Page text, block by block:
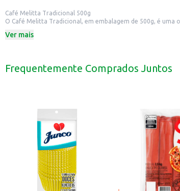
Café Melitta Tradicional 500g
O Café Melitta Tradicional, em embalagem de 500g, é
Perfeito para preparar em coadores de papel ou em filtros
O Café Melitta Tradicional 500g é uma escolha prática e
Ver mais
Frequentemente Comprados Juntos